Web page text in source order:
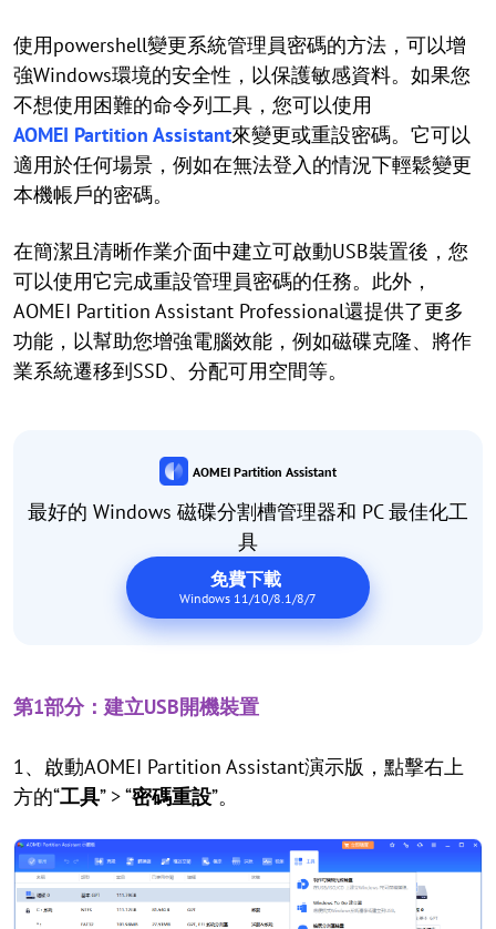
使用powershell變更系統管理員密碼的方法，可以增
強Windows環境的安全性，以保護敏感資料。如果您
不想使用困難的命令列工具，您可以使用
AOMEI Partition Assistant來變更或重設密碼。它可以
適用於任何場景，例如在無法登入的情況下輕鬆變更
本機帳戶的密碼。
在簡潔且清晰作業介面中建立可啟動USB裝置後，您
可以使用它完成重設管理員密碼的任務。此外，
AOMEI Partition Assistant Professional還提供了更多
功能，以幫助您增強電腦效能，例如磁碟克隆、將作
業系統遷移到SSD、分配可用空間等。
AOMEI Partition Assistant
最好的 Windows 磁碟分割槽管理器和 PC 最佳化工
具
免費下載
Windows 11/10/8.1/8/7
第1部分：建立USB開機裝置
1、啟動AOMEI Partition Assistant演示版，點擊右上
方的“工具” > “密碼重設”。